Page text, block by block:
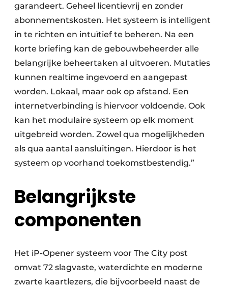
garandeert. Geheel licentievrij en zonder
abonnementskosten. Het systeem is intelligent
in te richten en intuïtief te beheren. Na een
korte briefing kan de gebouwbeheerder alle
belangrijke beheertaken al uitvoeren. Mutaties
kunnen realtime ingevoerd en aangepast
worden. Lokaal, maar ook op afstand. Een
internetverbinding is hiervoor voldoende. Ook
kan het modulaire systeem op elk moment
uitgebreid worden. Zowel qua mogelijkheden
als qua aantal aansluitingen. Hierdoor is het
systeem op voorhand toekomstbestendig.”
Belangrijkste
componenten
Het iP-Opener systeem voor The City post
omvat 72 slagvaste, waterdichte en moderne
zwarte kaartlezers, die bijvoorbeeld naast de